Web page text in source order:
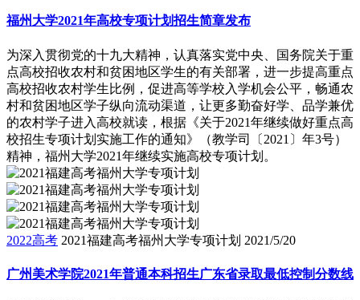
福州大学2021年高校专项计划招生简章发布
为深入贯彻党的十九大精神，认真落实党中央、国务院关于重
点高校招收农村和贫困地区学生的有关部署，进一步提高重点
高校招收农村学生比例，促进高等学校入学机会公平，畅通农
村和贫困地区学子纵向流动渠道，让更多勤奋好学、品学兼优
的农村学子进入高校就读，根据《关于2021年继续做好重点高
校招生专项计划实施工作的通知》（教学司〔2021〕年3号）
精神，福州大学2021年继续实施高校专项计划。
2022高考 2021福建高考福州大学专项计划 2021/5/20
广州美术学院2021年普通本科招生广东省录取最低控制分数线